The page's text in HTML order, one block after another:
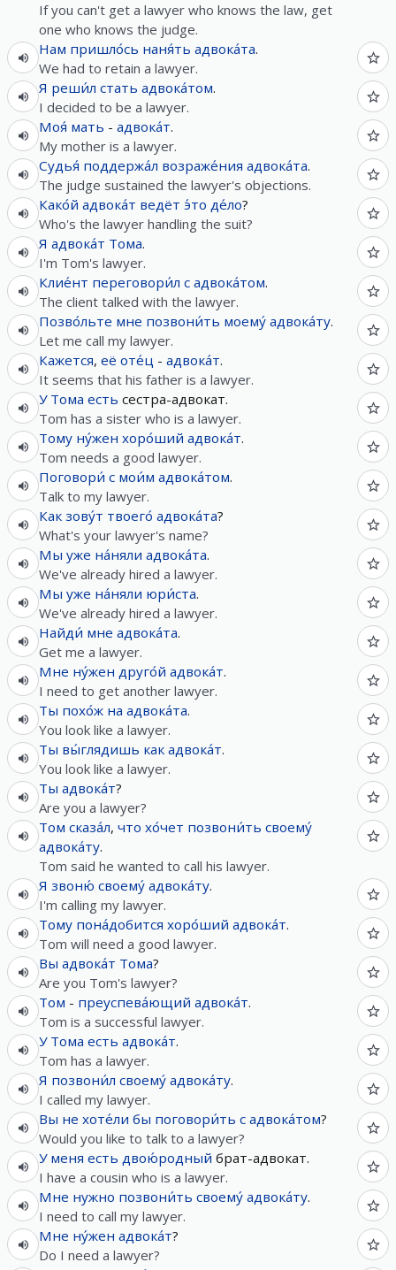
If you can't get a lawyer who knows the law, get
one who knows the judge.
Нам пришло́сь наня́ть адвока́та.
We had to retain a lawyer.
Я реши́л стать адвока́том.
I decided to be a lawyer.
Моя́ мать - адвока́т.
My mother is a lawyer.
Судья́ поддержа́л возраже́ния адвока́та.
The judge sustained the lawyer's objections.
Како́й адвока́т ведёт э́то де́ло?
Who's the lawyer handling the suit?
Я адвока́т Тома.
I'm Tom's lawyer.
Клие́нт переговори́л с адвока́том.
The client talked with the lawyer.
Позво́льте мне позвони́ть моему́ адвока́ту.
Let me call my lawyer.
Кажется, её оте́ц - адвока́т.
It seems that his father is a lawyer.
У Тома есть сестра-адвокат.
Tom has a sister who is a lawyer.
Тому ну́жен хоро́ший адвока́т.
Tom needs a good lawyer.
Поговори́ с мои́м адвока́том.
Talk to my lawyer.
Как зову́т твоего́ адвока́та?
What's your lawyer's name?
Мы уже на́няли адвока́та.
We've already hired a lawyer.
Мы уже на́няли юри́ста.
We've already hired a lawyer.
Найди́ мне адвока́та.
Get me a lawyer.
Мне ну́жен друго́й адвока́т.
I need to get another lawyer.
Ты похо́ж на адвока́та.
You look like a lawyer.
Ты вы́глядишь как адвока́т.
You look like a lawyer.
Ты адвока́т?
Are you a lawyer?
Том сказа́л, что хо́чет позвони́ть своему́
адвока́ту.
Tom said he wanted to call his lawyer.
Я звоню́ своему́ адвока́ту.
I'm calling my lawyer.
Тому пона́добится хоро́ший адвока́т.
Tom will need a good lawyer.
Вы адвока́т Тома?
Are you Tom's lawyer?
Том - преуспева́ющий адвока́т.
Tom is a successful lawyer.
У Тома есть адвока́т.
Tom has a lawyer.
Я позвони́л своему́ адвока́ту.
I called my lawyer.
Вы не хоте́ли бы поговори́ть с адвока́том?
Would you like to talk to a lawyer?
У меня есть двою́родный брат-адвокат.
I have a cousin who is a lawyer.
Мне нужно позвони́ть своему́ адвока́ту.
I need to call my lawyer.
Мне ну́жен адвока́т?
Do I need a lawyer?